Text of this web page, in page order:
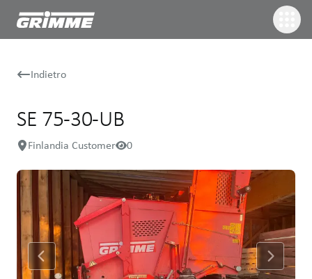
Indietro
SE 75-30-UB
Finlandia Customer 0